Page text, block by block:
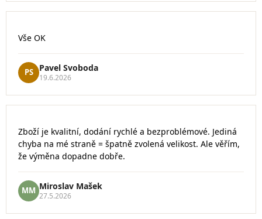
obchodu
je
5
z
5
hvězdiček.
Vše OK
PS Pavel Svoboda
19.6.2026
obchodu
je
5
hvězdiček.
Zboží je kvalitní, dodání rychlé a bezproblémové. Jediná
chyba na mé straně = špatně zvolená velikost. Ale věřím,
že výměna dopadne dobře.
MM Miroslav Mašek
27.5.2026